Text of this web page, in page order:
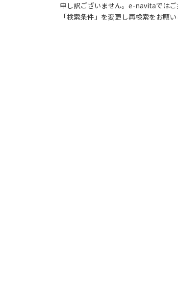
申し訳ございません。e-navitaでは
「検索条件」を変更し再検索をお願い